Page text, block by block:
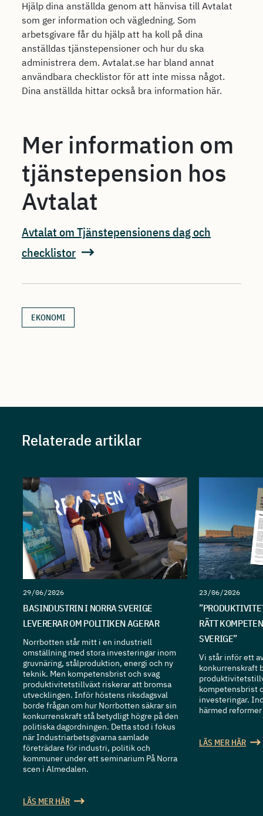
Hjälp dina anställda genom att hänvisa till Avtalat
som ger information och vägledning. Som
arbetsgivare får du hjälp att ha koll på dina
anställdas tjänstepensioner och hur du ska
administrera dem. Avtalat.se har bland annat
användbara checklistor för att inte missa något.
Dina anställda hittar också bra information här.
Mer information om
tjänstepension hos
Avtalat
Avtalat om Tjänstepensionens dag och
checklistor
EKONOMI
Relaterade artiklar
29/06/2026
BASINDUSTRIN I NORRA SVERIGE
LEVERERAR OM POLITIKEN AGERAR
Norrbotten står mitt i en industriell
omställning med stora investeringar inom
gruvnäring, stålproduktion, energi och ny
teknik. Men kompetensbrist och svag
produktivitetstillväxt riskerar att bromsa
utvecklingen. Inför höstens riksdagsval
borde frågan om hur Norrbotten säkrar sin
konkurrenskraft stå betydligt högre på den
politiska dagordningen. Detta stod i fokus
när Industriarbetsgivarna samlade
företrädare för industri, politik och
kommuner under ett seminarium På Norra
scen i Almedalen.
LÄS MER HÄR
23/06/2026
RÄTT
SVERIGE”
Vi står inför ett
konkurrenskraft
kompetensbrist
investeringar.
härmed
LÄS MER HÄR